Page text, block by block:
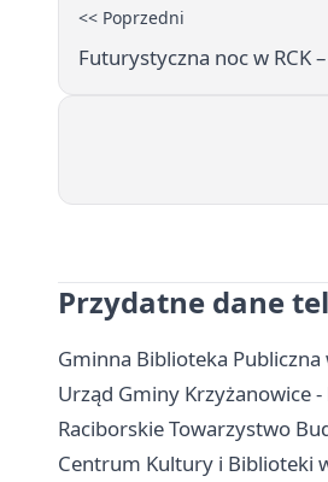
<< Poprzedni
Futurystyczna noc w RCK
Przydatne dane
Gminna Biblioteka
Urząd Gminy Krzyżanowice
Raciborskie Towarzystwo
Centrum Kultury i Biblioteki